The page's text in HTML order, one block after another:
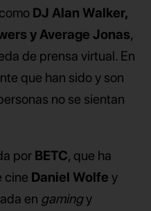
DJ Alan Walker,
y Average Jonas,
de prensa virtual. En
que han sido y son
no se sientan
por BETC, que ha
cine Daniel Wolfe y
en gamingy